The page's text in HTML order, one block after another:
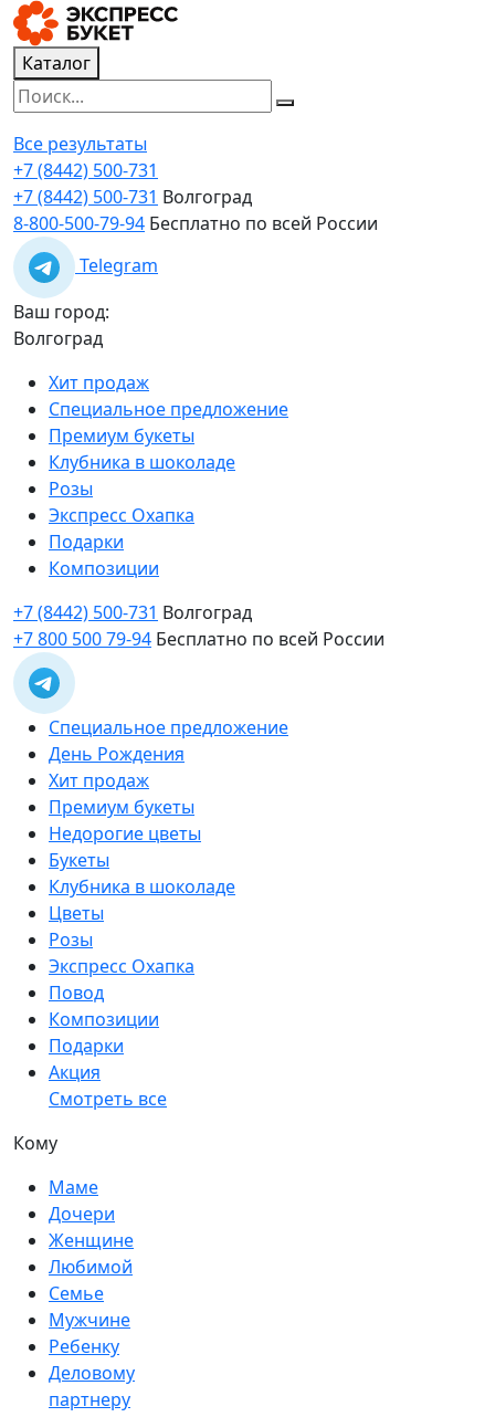
Каталог
Все результаты
+7 (8442) 500-731
+7 (8442) 500-731 Волгоград
8-800-500-79-94 Бесплатно по всей России
Telegram
Ваш город:
Волгоград
Хит продаж
Специальное предложение
Премиум букеты
Клубника в шоколаде
Розы
Экспресс Охапка
Подарки
Композиции
+7 (8442) 500-731 Волгоград
+7 800 500 79-94 Бесплатно по всей России
Специальное предложение
День Рождения
Хит продаж
Премиум букеты
Недорогие цветы
Букеты
Клубника в шоколаде
Цветы
Розы
Экспресс Охапка
Повод
Композиции
Подарки
Акция
Смотреть все
Кому
Маме
Дочери
Женщине
Любимой
Семье
Мужчине
Ребенку
Деловому
партнеру